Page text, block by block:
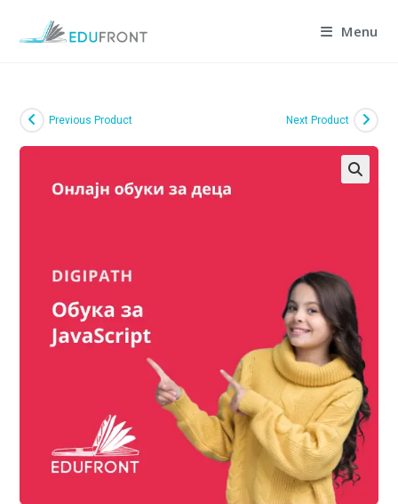
Menu
Previous Product Next Product